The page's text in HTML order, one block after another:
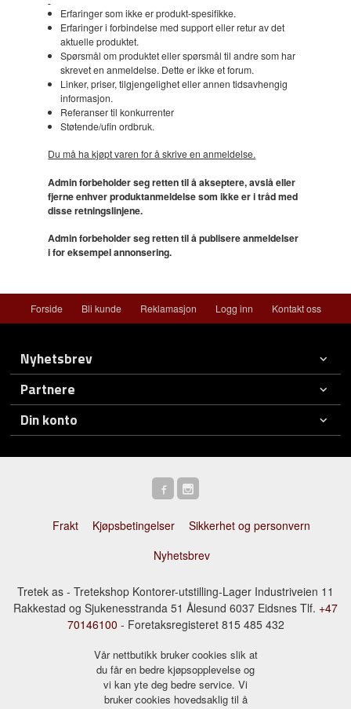
Erfaringer som ikke er produkt-spesifikke.
Erfaringer i forbindelse med support eller retur av det
aktuelle produktet.
Spørsmål om produktet eller spørsmål til andre som har
skrevet en anmeldelse. Dette er ikke et forum.
Linker, priser, tilgjengelighet eller annen tidsavhengig
informasjon.
Referanser til konkurrenter
Støtende/ufin ordbruk.
Du må ha kjøpt varen for å skrive en anmeldelse.
Admin forbeholder seg retten til å akseptere, avslå eller
fjerne enhver produktanmeldelse som ikke er i tråd med
disse retningslinjene.
Admin forbeholder seg retten til å publisere anmeldelser
i for eksempel annonsering.
Forside Bli kunde Reklamasjon Logg inn Kontakt oss
Nyhetsbrev
Partnere
Din konto
Frakt Kjøpsbetingelser
Sikkerhet og personvern
Nyhetsbrev
Tretek as - Tretekshop Kontorer-utstilling-Lager Industriveien 11
Rakkestad og Sjukenesstranda 51 Ålesund 6037 Eidsnes Tlf. +47
70146100 - Foretaksregisteret 815 485 432
Vår nettbutikk bruker cookies slik at
du får en bedre kjøpsopplevelse og
vi kan yte deg bedre service. Vi
bruker cookies hovedsaklig til å